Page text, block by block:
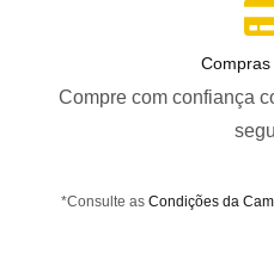
Compre com confiança
*Consulte as Condições da